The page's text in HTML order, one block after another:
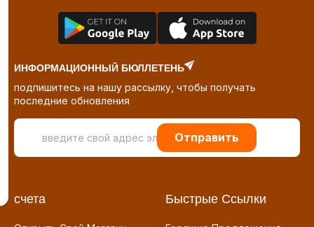
ИНФОРМАЦИОННЫЙ БЮЛЛЕТЕНЬ
подпишитесь на нашу рассылку, чтобы получать
последние обновления
Отправить
счета Быстрые Ссылки